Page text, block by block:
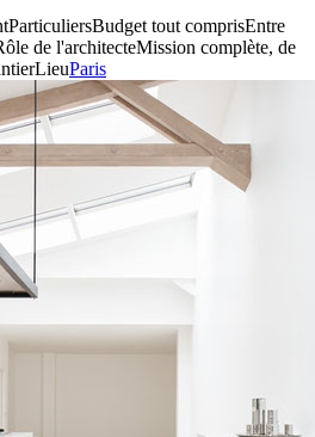
ParticuliersBudget tout comprisEntre
de l'architecteMission complète, de
LieuParis